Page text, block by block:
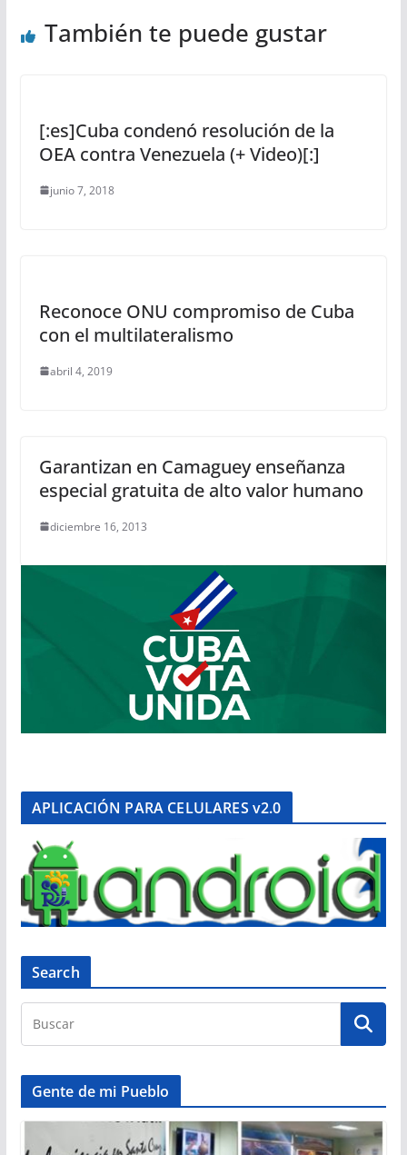
También te puede gustar
[:es]Cuba condenó resolución de la
OEA contra Venezuela (+ Video)[:]
junio 7, 2018
Reconoce ONU compromiso de Cuba
con el multilateralismo
abril 4, 2019
Garantizan en Camaguey enseñanza
especial gratuita de alto valor humano
diciembre 16, 2013
APLICACIÓN PARA CELULARES v2.0
Search
Gente de mi Pueblo